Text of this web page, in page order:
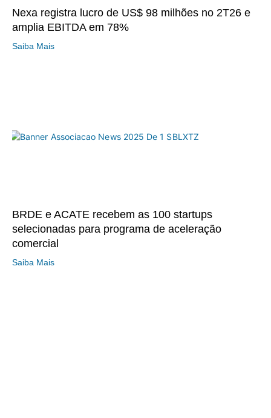
Nexa registra lucro de US$ 98 milhões no 2T26 e
amplia EBITDA em 78%
Saiba Mais
BRDE e ACATE recebem as 100 startups
selecionadas para programa de aceleração
comercial
Saiba Mais